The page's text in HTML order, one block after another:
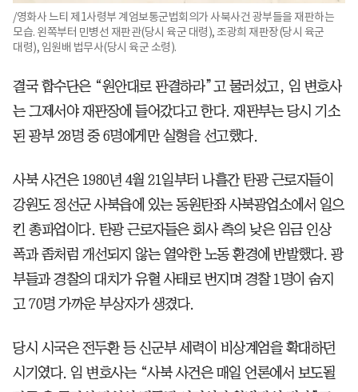
/영화사 느티 제1사령부 계엄보통군법회의가 사북사건 광부들을 재판하는
모습. 왼쪽부터 민병선 재판관(당시 육군 대령), 조광희 재판장(당시 육군
대령), 임원배 법무사(당시 육군 소령).
결국 합수단은 “원안대로 판결하라”고 물러섰고, 임 변호사
는 그제서야 재판장에 들어갔다고 한다. 재판부는 당시 기소
된 광부 28명 중 6명에게만 실형을 선고했다.
사북 사건은 1980년 4월 21일부터 나흘간 탄광 근로자들이
강원도 정선군 사북읍에 있는 동원탄좌 사북광업소에서 일으
킨 총파업이다. 탄광 근로자들은 회사 측의 낮은 임금 인상
폭과 좀처럼 개선되지 않는 열악한 노동 환경에 반발했다. 광
부들과 경찰의 대치가 유혈 사태로 번지며 경찰 1명이 숨지
고 70명 가까운 부상자가 생겼다.
당시 시국은 전두환 등 신군부 세력이 비상계엄을 확대하던
시기였다. 임 변호사는 “사북 사건은 매일 언론에서 보도될